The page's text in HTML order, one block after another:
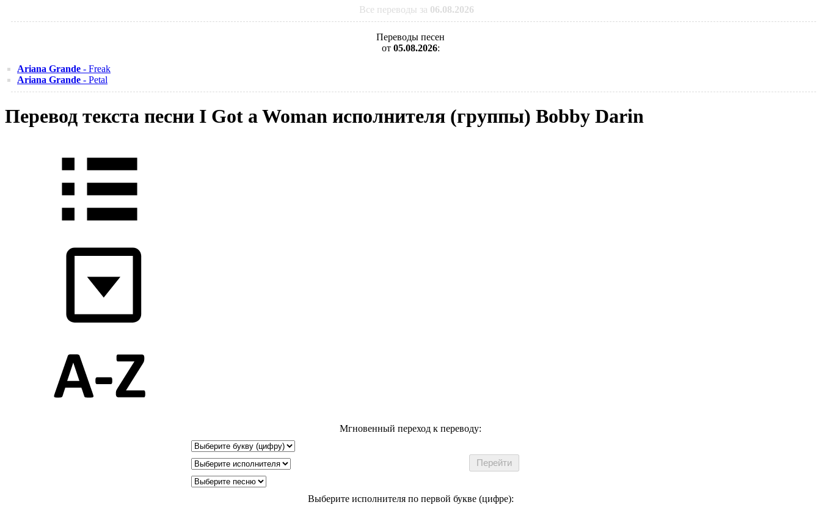
Все переводы за 06.08.2026
Переводы песен
от 05.08.2026:
Ariana Grande - Freak
Ariana Grande - Petal
Перевод текста песни I Got a Woman исполнителя (группы) Bobby Darin
Мгновенный переход к переводу:
Выберите исполнителя по первой букве (цифре):